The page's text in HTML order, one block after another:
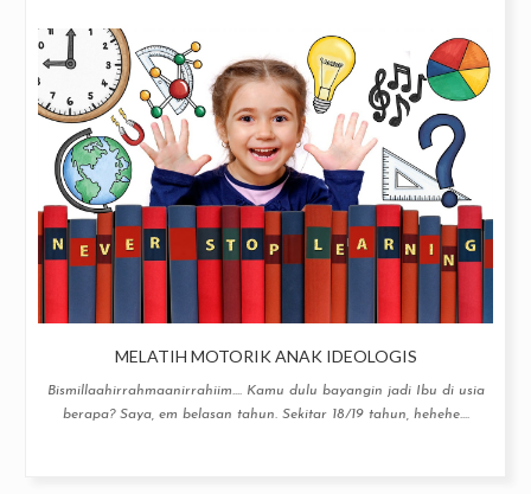
MELATIH MOTORIK ANAK IDEOLOGIS
Bismillaahirrahmaanirrahiim.... Kamu dulu bayangin jadi Ibu di usia
berapa? Saya, em belasan tahun. Sekitar 18/19 tahun, hehehe....